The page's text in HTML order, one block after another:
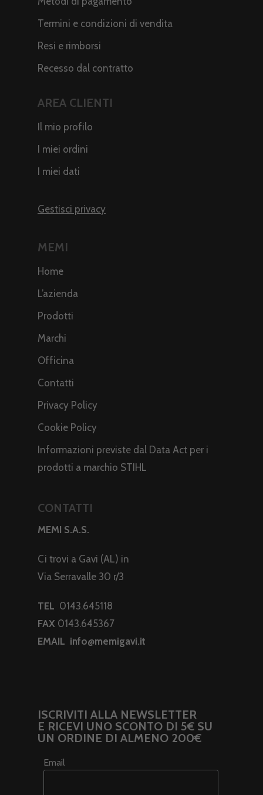
Termini e condizioni di vendita
Resi e rimborsi
Recesso dal contratto
AREA CLIENTI
Il mio profilo
I miei ordini
I miei dati
Gestisci privacy
MEMI
Home
L’azienda
Prodotti
Marchi
Officina
Contatti
Privacy Policy
Cookie Policy
Informazioni previste dal Data Act per i
prodotti a marchio STIHL
CONTATTI
MEMI S.A.S.
Ci trovi a Gavi (AL) in
Via Serravalle 30 r/3
TEL 0143.645118
FAX 0143.645367
EMAIL info@memigavi.it
ISCRIVITI ALLA NEWSLETTER
E RICEVI UNO SCONTO DI 5€ SU
UN ORDINE DI ALMENO 200€
Email